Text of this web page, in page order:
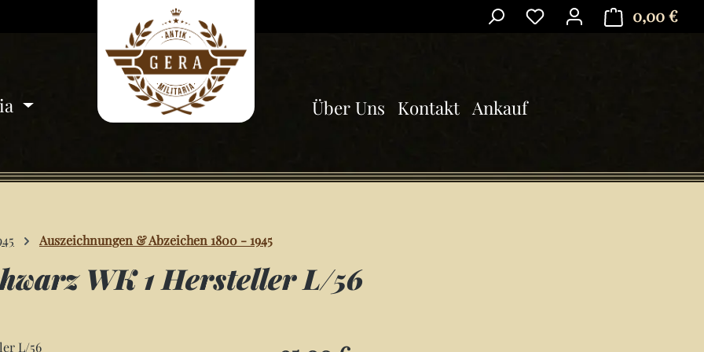
0,00 €
Über Uns Kontakt Ankauf
Auszeichnungen & Abzeichen 1800 - 1945
WK 1 Hersteller L/56
Regulärer Preis: